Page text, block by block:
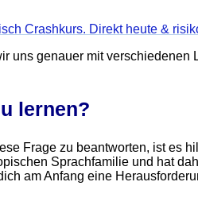
Crashkurs. Direkt heute &
uns genauer mit
lernen?
Frage zu beantworten, ist es
Sprachfamilie und hat
am Anfang eine